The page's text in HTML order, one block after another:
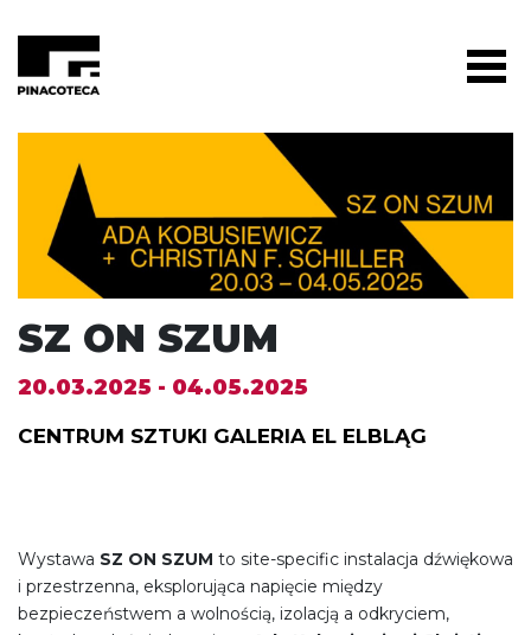
SZ ON SZUM
20.03.2025 - 04.05.2025
CENTRUM SZTUKI GALERIA EL ELBLĄG
Wystawa SZ ON SZUM to site-specific instalacja dźwiękowa
i przestrzenna, eksplorująca napięcie między
bezpieczeństwem a wolnością, izolacją a odkryciem,